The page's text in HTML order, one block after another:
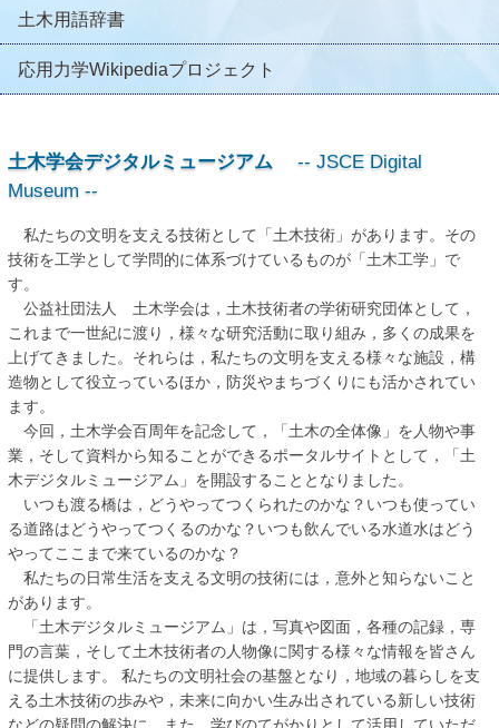
土木用語辞書
応用力学Wikipediaプロジェクト
土木学会デジタルミュージアム
JSCE Digital
Museum
私たちの文明を支える技術として「土木技術」があります。その
技術を工学として学問的に体系づけているものが「土木工学」で
す。
公益社団法人 土木学会は，土木技術者の学術研究団体として，
これまで一世紀に渡り，様々な研究活動に取り組み，多くの成果を
上げてきました。それらは，私たちの文明を支える様々な施設，構
造物として役立っているほか，防災やまちづくりにも活かされてい
ます。
今回，土木学会百周年を記念して，「土木の全体像」を人物や事
業，そして資料から知ることができるポータルサイトとして，「土
木デジタルミュージアム」を開設することとなりました。
いつも渡る橋は，どうやってつくられたのかな？いつも使ってい
る道路はどうやってつくるのかな？いつも飲んでいる水道水はどう
やってここまで来ているのかな？
私たちの日常生活を支える文明の技術には，意外と知らないこと
があります。
「土木デジタルミュージアム」は，写真や図面，各種の記録，専
門の言葉，そして土木技術者の人物像に関する様々な情報を皆さん
に提供します。 私たちの文明社会の基盤となり，地域の暮らしを支
える土木技術の歩みや，未来に向かい生み出されている新しい技術